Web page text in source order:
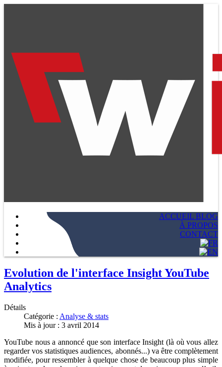
ACCUEIL BLOG
À PROPOS
CONTACT
Evolution de l'interface Insight YouTube
Analytics
Détails
Catégorie : Analyse & stats
Mis à jour : 3 avril 2014
YouTube nous a annoncé que son interface Insight (là où vous allez
regarder vos statistiques audiences, abonnés...) va être complètement
modifiée, pour ressembler à quelque chose de beaucoup plus simple